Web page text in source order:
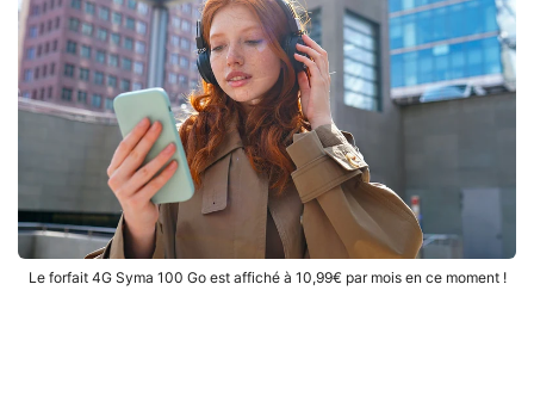
Le forfait 4G Syma 100 Go est affiché à 10,99€ par mois en ce moment !